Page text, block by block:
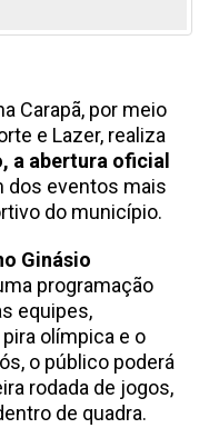
Carapã, por meio
e Lazer, realiza
a abertura oficial
dos eventos mais
do município.
Ginásio
programação
equipes,
olímpica e o
o público poderá
rodada de jogos,
de quadra.